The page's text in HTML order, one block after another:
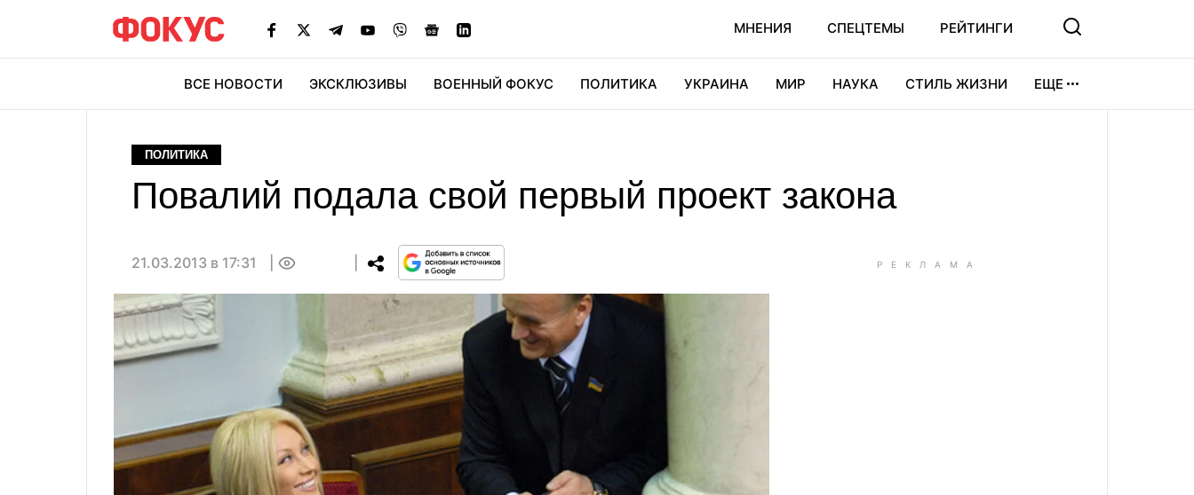
МНЕНИЯ СПЕЦТЕМЫ РЕЙТИНГИ
ВСЕ НОВОСТИ ЭКСКЛЮЗИВЫ ВОЕННЫЙ ФОКУС ПОЛИТИКА УКРАИНА МИР НАУКА СТИЛЬ ЖИЗНИ ЕЩЕ
ПОЛИТИКА
Повалий подала свой первый проект закона
21.03.2013 в 17:31